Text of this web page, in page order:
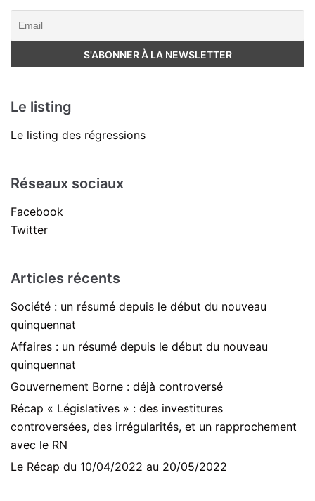
Le listing
Le listing des régressions
Réseaux sociaux
Facebook
Twitter
Articles récents
Société : un résumé depuis le début du nouveau
quinquennat
Affaires : un résumé depuis le début du nouveau
quinquennat
Gouvernement Borne : déjà controversé
Récap « Législatives » : des investitures
controversées, des irrégularités, et un rapprochement
avec le RN
Le Récap du 10/04/2022 au 20/05/2022